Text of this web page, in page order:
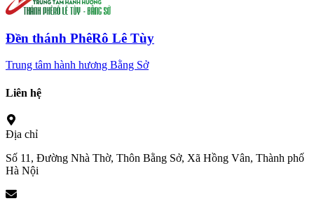
Đền thánh PhêRô Lê Tùy
Trung tâm hành hương Bằng Sở
Liên hệ
Địa chỉ
Số 11, Đường Nhà Thờ, Thôn Bằng Sở, Xã Hồng Vân, Thành phố
Hà Nội